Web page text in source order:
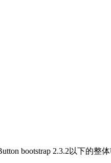
bootstrap 2.3.2以下的整